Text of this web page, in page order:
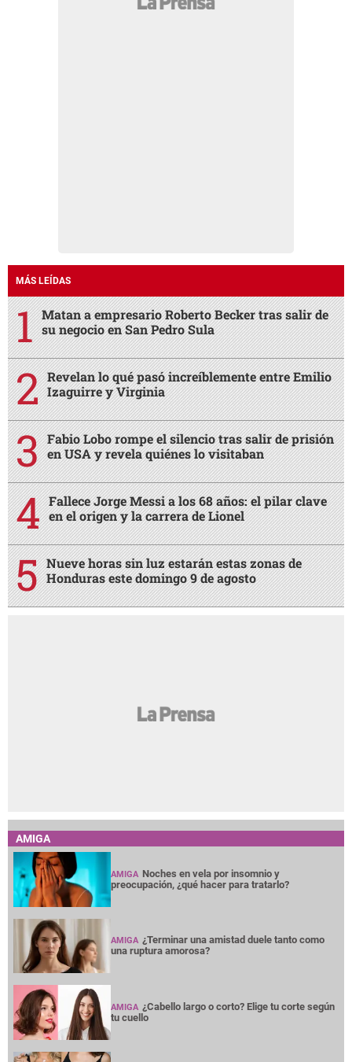
MÁS LEÍDAS
Matan a empresario Roberto Becker tras salir de
su negocio en San Pedro Sula
Revelan lo qué pasó increíblemente entre Emilio
Izaguirre y Virginia
Fabio Lobo rompe el silencio tras salir de prisión
en USA y revela quiénes lo visitaban
Fallece Jorge Messi a los 68 años: el pilar clave
en el origen y la carrera de Lionel
Nueve horas sin luz estarán estas zonas de
Honduras este domingo 9 de agosto
AMIGA
AMIGA Noches en vela por insomnio y
preocupación, ¿qué hacer para tratarlo?
AMIGA ¿Terminar una amistad duele tanto como
una ruptura amorosa?
AMIGA ¿Cabello largo o corto? Elige tu corte según
tu cuello